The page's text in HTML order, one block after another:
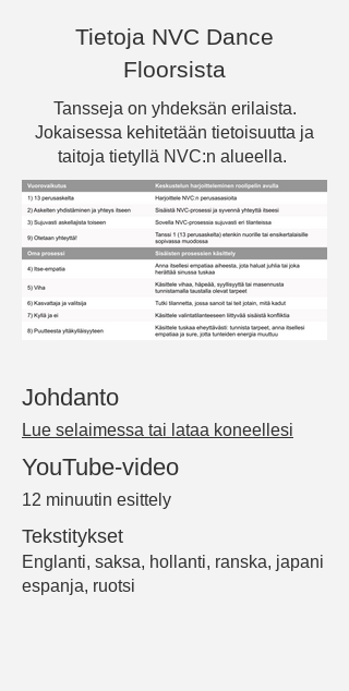
Tietoja NVC Dance
Floorsista
Tansseja on yhdeksän erilaista.
Jokaisessa kehitetään tietoisuutta ja
taitoja tietyllä NVC:n alueella.
Johdanto
Lue selaimessa tai lataa koneellesi
YouTube-video
12 minuutin esittely
Tekstitykset
Englanti, saksa, hollanti, ranska, japani
espanja, ruotsi